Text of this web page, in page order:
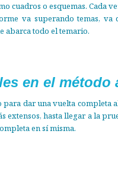
cuadros o esquemas. Cada
va superando temas, va
abarca todo el temario.
en el método
dar una vuelta completa
extensos, hasta llegar a la
en sí misma.